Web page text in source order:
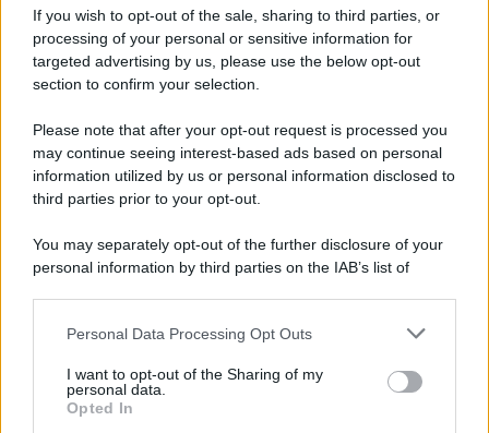
If you wish to opt-out of the sale, sharing to third parties, or
processing of your personal or sensitive information for
targeted advertising by us, please use the below opt-out
section to confirm your selection.
Please note that after your opt-out request is processed you
may continue seeing interest-based ads based on personal
information utilized by us or personal information disclosed to
third parties prior to your opt-out.
You may separately opt-out of the further disclosure of your
personal information by third parties on the IAB’s list of
This information may also be disclosed by us to third parties
disclose it to other third parties.
Please note that this website/app uses one or more Google
Personal Data Processing Opt Outs
I want to opt-out of the Sharing of my
personal data.
Opted In
Ricevi LE FRASI PIÙ BELLE via e-mail
E-mail